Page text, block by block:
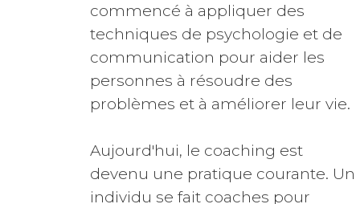
commencé à appliquer des
techniques de psychologie et de
communication pour aider les
personnes à résoudre des
problèmes et à améliorer leur vie.
Aujourd'hui, le coaching est
devenu une pratique courante. Un
individu se fait coaches pour